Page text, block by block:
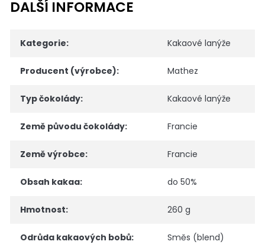
DALŠÍ INFORMACE
Kategorie: Kakaové lanýže
Producent (výrobce): Mathez
Typ čokolády: Kakaové lanýže
Země původu čokolády: Francie
Země výrobce: Francie
Obsah kakaa: do 50%
Hmotnost: 260 g
Odrůda kakaových bobů: Směs (blend)